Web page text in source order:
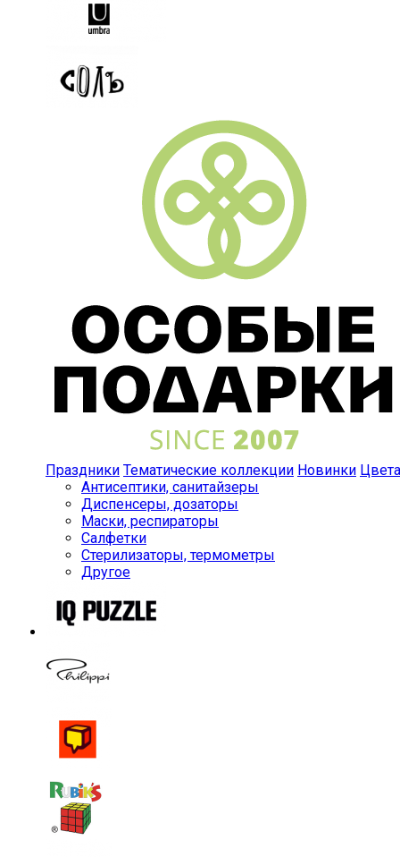
Праздники Тематические коллекции Новинки Цвета
Антисептики, санитайзеры
Диспенсеры, дозаторы
Маски, респираторы
Салфетки
Стерилизаторы, термометры
Другое